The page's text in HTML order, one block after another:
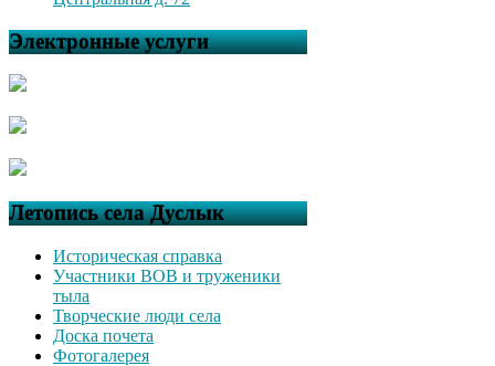
Электронные услуги
Летопись села Дуслык
Историческая справка
Участники ВОВ и труженики
тыла
Творческие люди села
Доска почета
Фотогалерея